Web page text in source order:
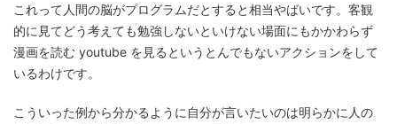
これって人間の脳がプログラムだとすると相当やばいです。客観
的に見てどう考えても勉強しないといけない場面にもかかわらず
漫画を読む youtube を見る というとんでもないアクションをして
いるわけです。
こういった例から分かるように自分が言いたいのは明らかに人の